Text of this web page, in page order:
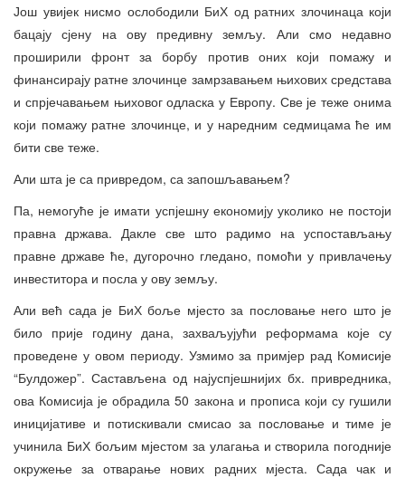
Још увијек нисмо ослободили БиХ од ратних злочинаца који
бацају сјену на ову предивну земљу. Али смо недавно
проширили фронт за борбу против оних који помажу и
финансирају ратне злочинце замрзавањем њихових средстава
и спрјечавањем њиховог одласка у Европу. Све је теже онима
који помажу ратне злочинце, и у наредним седмицама ће им
бити све теже.
Али шта је са привредом, са запошљавањем?
Па, немогуће је имати успјешну економију уколико не постоји
правна држава. Дакле све што радимо на успостављању
правне државе ће, дугорочно гледано, помоћи у привлачењу
инвеститора и посла у ову земљу.
Али већ сада је БиХ боље мјесто за пословање него што је
било прије годину дана, захваљујући реформама које су
проведене у овом периоду. Узмимо за примјер рад Комисије
“Булдожер”. Састављена од најуспјешнијих бх. привредника,
ова Комисија је обрадила 50 закона и прописа који су гушили
иницијативе и потискивали смисао за пословање и тиме је
учинила БиХ бољим мјестом за улагања и створила погодније
окружење за отварање нових радних мјеста. Сада чак и